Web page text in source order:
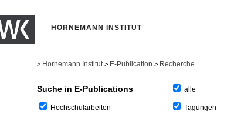
HORNEMANN INSTITUT
> Hornemann Institut > E-Publication > Recherche
Suche in E-Publications
Hochschularbeiten
alle
Tagungen